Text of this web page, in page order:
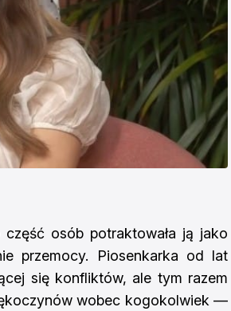
osób potraktowała ją jako
przemocy. Piosenkarka od lat
się konfliktów, ale tym razem
wobec kogokolwiek —